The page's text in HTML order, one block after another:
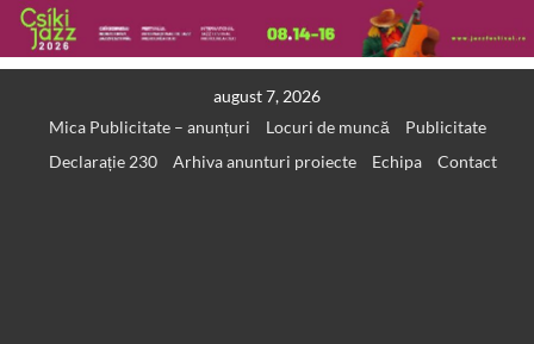
august 7, 2026
Mica Publicitate – anunțuri
Locuri de muncă
Publicitate
Declarație 230
Arhiva anunturi proiecte Echipa Contact